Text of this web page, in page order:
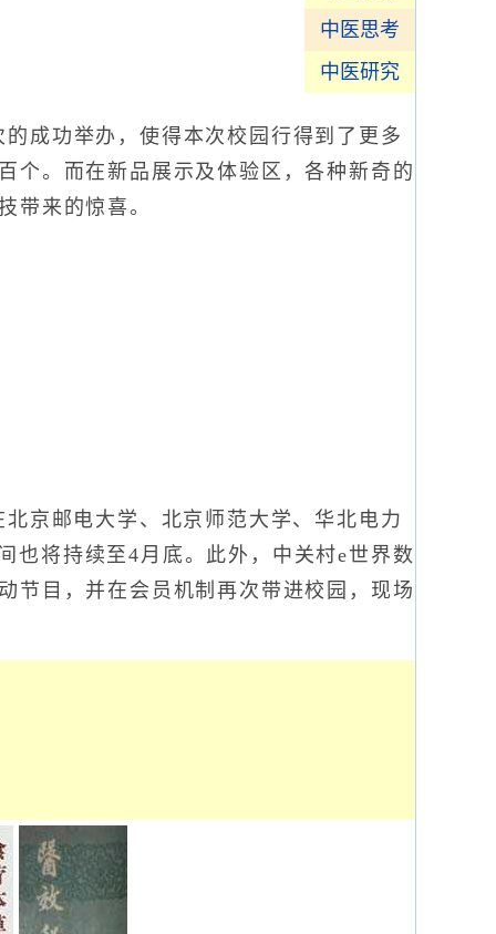
中医思考
中医研究
成功举办，使得本次校园行得到了更多
个。而在新品展示及体验区，各种新奇的
带来的惊喜。
京邮电大学、北京师范大学、华北电力
也将持续至4月底。此外，中关村e世界数
节目，并在会员机制再次带进校园，现场